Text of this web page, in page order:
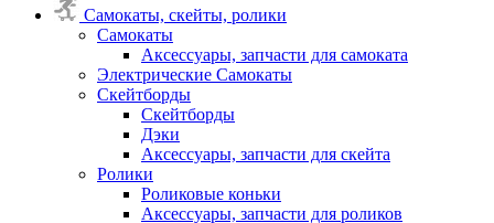
Самокаты, скейты, ролики
Самокаты
Аксессуары, запчасти для самоката
Электрические Самокаты
Скейтборды
Скейтборды
Дэки
Аксессуары, запчасти для скейта
Ролики
Роликовые коньки
Аксессуары, запчасти для роликов